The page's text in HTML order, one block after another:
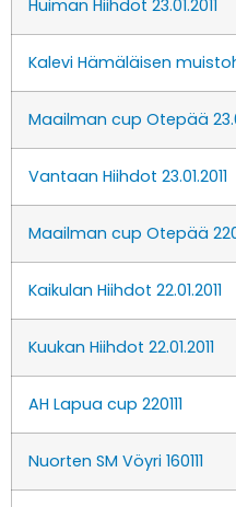
Huiman Hiihdot 23.01.2011
Kalevi Hämäläisen
Maailman cup Otepää
Vantaan Hiihdot 23.01.2011
Maailman cup Otepää
Kaikulan Hiihdot 22.01.2011
Kuukan Hiihdot 22.01.2011
AH Lapua cup 220111
Nuorten SM Vöyri 160111